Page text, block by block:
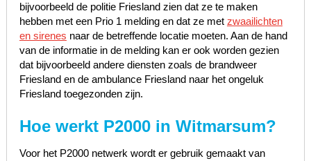
bijvoorbeeld de politie Friesland zien dat ze te maken
hebben met een Prio 1 melding en dat ze met zwaailichten
en sirenes naar de betreffende locatie moeten. Aan de hand
van de informatie in de melding kan er ook worden gezien
dat bijvoorbeeld andere diensten zoals de brandweer
Friesland en de ambulance Friesland naar het ongeluk
Friesland toegezonden zijn.
Hoe werkt P2000 in Witmarsum?
Voor het P2000 netwerk wordt er gebruik gemaakt van